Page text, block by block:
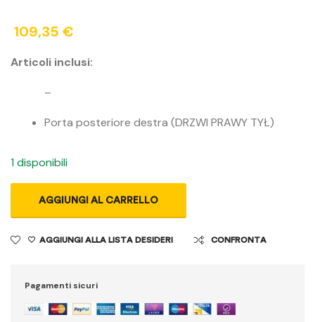
109,35 €
Articoli inclusi:
–
Porta posteriore destra (DRZWI PRAWY TYŁ)
1 disponibili
AGGIUNGI AL CARRELLO
AGGIUNGI ALLA LISTA DESIDERI CONFRONTA
Pagamenti sicuri